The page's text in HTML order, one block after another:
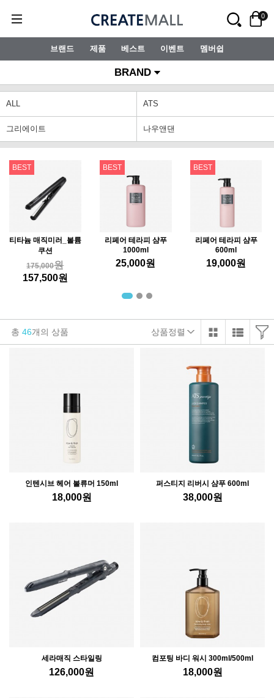
0
브랜드 제품 베스트 이벤트 멤버쉽
BRAND
ALL ATS
그리에이트 나우앤댄
BEST
티타늄 매직미러_볼륨
쿠션
175,000원
157,500원
BEST
리페어 테라피 샴푸
1000ml
25,000원
BEST
리페어 테라피 샴푸
600ml
19,000원
총 46개의 상품 상품정렬
인텐시브 헤어 볼류머 150ml
18,000원
퍼스티지 리버시 샴푸 600ml
38,000원
세라매직 스타일링
126,000원
컴포팅 바디 워시 300ml/500ml
18,000원